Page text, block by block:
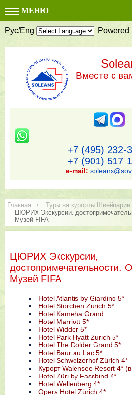
МЕНЮ
Рус/Eng Powered
Вместе с
+7 (495) 232-
+7 (901) 517-
e-mail:
Главная
Туры на курорты Швейцарии
ЦЮРИХ Экскурсии,
Музей FIFA
ЦЮРИХ Экскурсии,
достопримечательности.
Музей FIFA
Hotel Atlantis by Giardino 5*
Hotel Storchen Zurich 5*
Hotel Kameha Grand
Hotel Marriott 5*
Hotel Widder 5*
Hotel Park Hyatt Zurich 5*
Hotel The Dolder Grand 5*
Hotel Baur au Lac 5*
Hotel Schweizerhof Zürich 4*
Курорт Walensee Resort 4*
Hotel Züri by Fassbind 4*
Hotel Wellenberg 4*
Opera Hotel Zürich 4*